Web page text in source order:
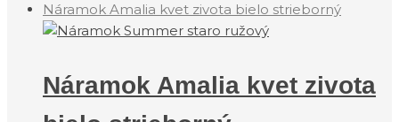
Náramok Amalia kvet zivota bielo strieborný
Náramok Amalia kvet zivota